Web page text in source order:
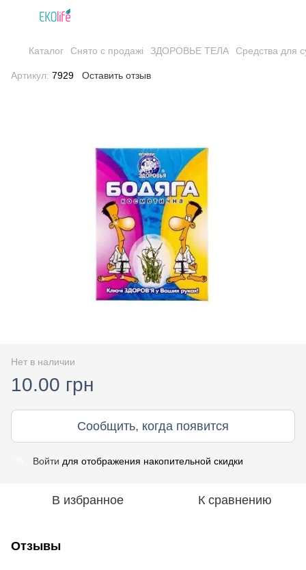
Каталог Снято с продажі ЗДОРОВЬЕ ТЕЛА Средства для
Артикул: 7929 Оставить отзыв
Нет в наличии
10.00 грн
Сообщить, когда появится
Войти для отображения накопительной скидки
В избранное К сравнению
Отзывы